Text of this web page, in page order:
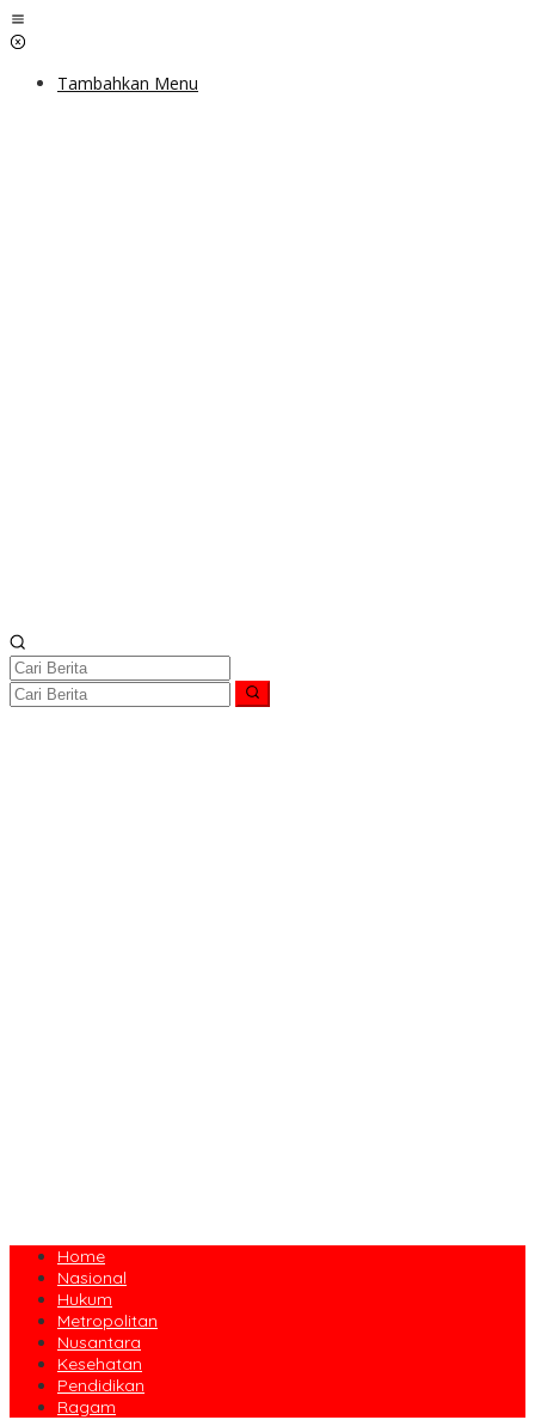
Lewati
ke
Tambahkan Menu
Home
Nasional
Hukum
Metropolitan
Nusantara
Kesehatan
Pendidikan
Ragam